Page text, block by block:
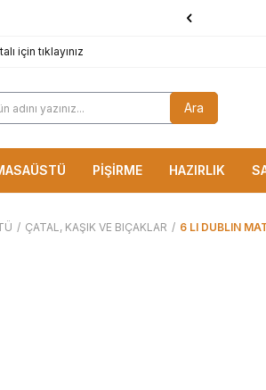
için tıklayınız
Ara
PİŞİRME HAZIRLIK
/ ÇATAL, KAŞIK VE BIÇAKLAR / 6 LI DUBLIN